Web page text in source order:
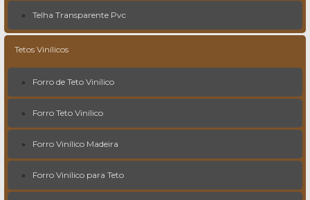
Telha Transparente Pvc
Tetos Vinílicos
Forro de Teto Vinílico
Forro Teto Vinílico
Forro Vinílico Madeira
Forro Vinílico para Teto